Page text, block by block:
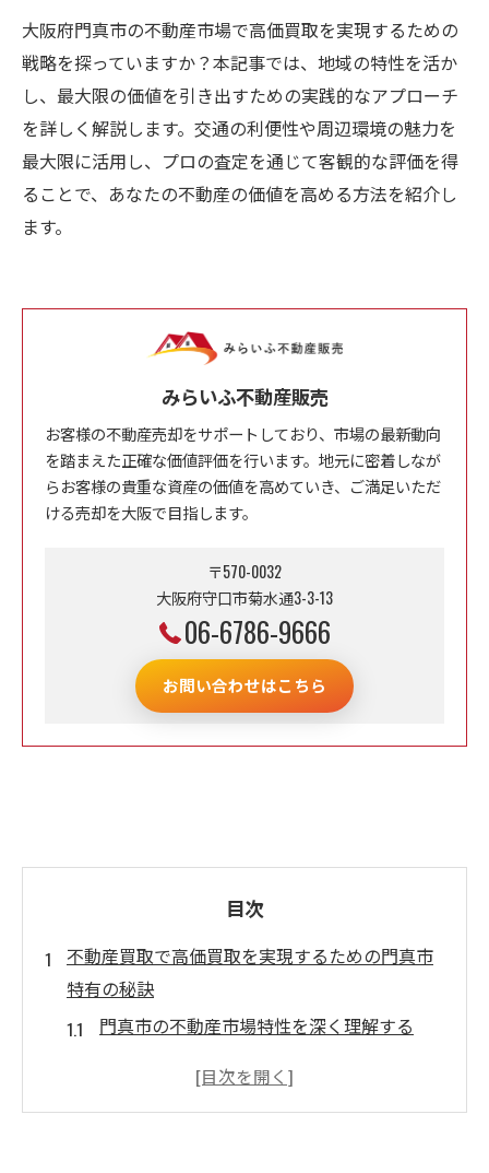
大阪府門真市の不動産市場で高価買取を実現するための
戦略を探っていますか？本記事では、地域の特性を活か
し、最大限の価値を引き出すための実践的なアプローチ
を詳しく解説します。交通の利便性や周辺環境の魅力を
最大限に活用し、プロの査定を通じて客観的な評価を得
ることで、あなたの不動産の価値を高める方法を紹介し
ます。
みらいふ不動産販売
お客様の不動産売却をサポートしており、市場の最新動向
を踏まえた正確な価値評価を行います。地元に密着しなが
らお客様の貴重な資産の価値を高めていき、ご満足いただ
ける売却を大阪で目指します。
〒570-0032
大阪府守口市菊水通3-3-13
06-6786-9666
お問い合わせはこちら
目次
不動産買取で高価買取を実現するための門真市
特有の秘訣
門真市の不動産市場特性を深く理解する
地域特性を活かした高価買取の成功事例